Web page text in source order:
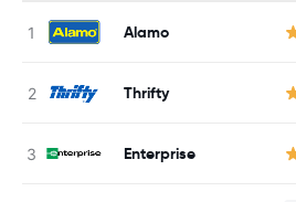
Alamo
Thrifty
Enterprise